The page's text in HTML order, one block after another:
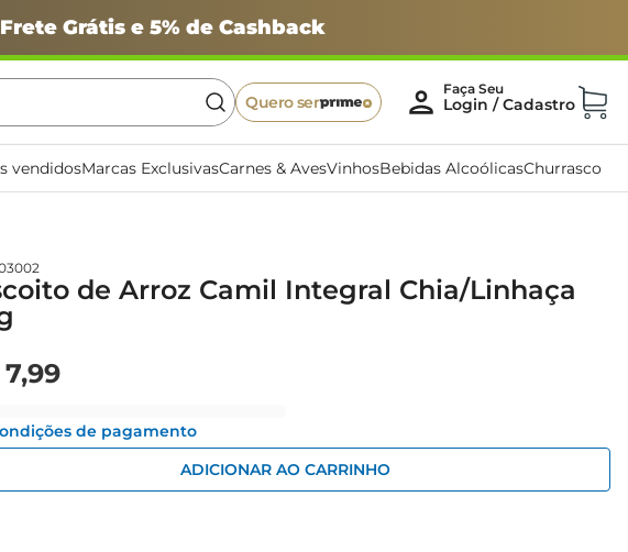
Grátis e 5% de Cashback
Quero ser
vendidosMarcas ExclusivasCarnes & AvesVinhosBebidas AlcoólicasChurrasco
de Arroz Camil Integral Chia/Linhaça
7,99
de pagamento
ADICIONAR AO CARRINHO